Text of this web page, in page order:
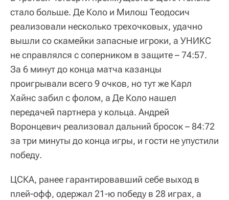
стало больше. Де Коло и Милош Теодосич
реализовали несколько трехочковых, удачно
вышли со скамейки запасные игроки, а УНИКС
не справлялся с соперником в защите – 74:57.
За 6 минут до конца матча казанцы
проигрывали всего 9 очков, но тут же Карл
Хайнс забил с фолом, а Де Коло нашел
передачей партнера у кольца. Андрей
Воронцевич реализовал дальний бросок – 84:72
за три минуты до конца игры, и гости не упустили
победу.
ЦСКА, ранее гарантировавший себе выход в
плей-офф, одержал 21-ю победу в 28 играх, а